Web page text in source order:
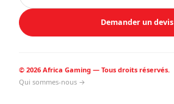
Demander un devis
© 2026 Africa Gaming — Tous droits réservés.
Qui sommes-nous →